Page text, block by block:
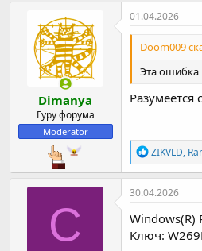
Office 24,
Partial
KMS-host
Renewal
Смена
Dimanya
Гуру форума
Moderator
01.04.2026
Doom009
Эта ошибка
Р
е
а
к
и
и
:
ZIKVLD,
C
30.04.2026
Windows(R)
Ключ: